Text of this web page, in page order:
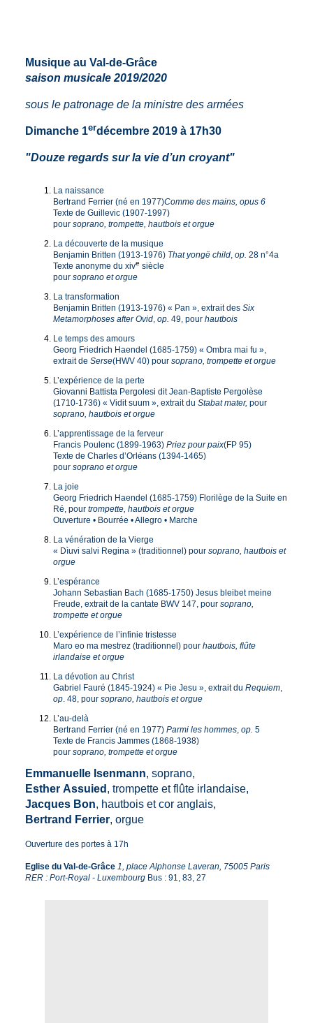
Musique au Val-de-Grâce
saison musicale 2019/2020
sous le patronage de la ministre des armées
Dimanche 1erdécembre 2019 à 17h30
"Douze regards sur la vie d’un croyant"
La naissance
Bertrand Ferrier (né en 1977)Comme des mains, opus 6
Texte de Guillevic (1907-1997)
pour soprano, trompette, hautbois et orgue
La découverte de la musique
Benjamin Britten (1913-1976) That yongë child, op. 28 n°4a
Texte anonyme du xive siècle
pour soprano et orgue
La transformation
Benjamin Britten (1913-1976) « Pan », extrait des Six
Metamorphoses after Ovid, op. 49, pour hautbois
Le temps des amours
Georg Friedrich Haendel (1685-1759) « Ombra mai fu »,
extrait de Serse(HWV 40) pour soprano, trompette et orgue
L’expérience de la perte
Giovanni Battista Pergolesi dit Jean-Baptiste Pergolèse
(1710-1736) « Vidit suum », extrait du Stabat mater, pour
soprano, hautbois et orgue
L’apprentissage de la ferveur
Francis Poulenc (1899-1963) Priez pour paix(FP 95)
Texte de Charles d’Orléans (1394-1465)
pour soprano et orgue
La joie
Georg Friedrich Haendel (1685-1759) Florilège de la Suite en
Ré, pour trompette, hautbois et orgue
Ouverture • Bourrée • Allegro • Marche
La vénération de la Vierge
« Dìuvi salvi Regina » (traditionnel) pour soprano, hautbois et
orgue
L’espérance
Johann Sebastian Bach (1685-1750) Jesus bleibet meine
Freude, extrait de la cantate BWV 147, pour soprano,
trompette et orgue
L’expérience de l’infinie tristesse
Maro eo ma mestrez (traditionnel) pour hautbois, flûte
irlandaise et orgue
La dévotion au Christ
Gabriel Fauré (1845-1924) « Pie Jesu », extrait du Requiem,
op. 48, pour soprano, hautbois et orgue
L’au-delà
Bertrand Ferrier (né en 1977) Parmi les hommes, op. 5
Texte de Francis Jammes (1868-1938)
pour soprano, trompette et orgue
Emmanuelle Isenmann, soprano,
Esther Assuied , trompette et flûte irlandaise,
Jacques Bon, hautbois et cor anglais,
Bertrand Ferrier, orgue
Ouverture des portes à 17h
Eglise du Val-de-Grâce 1, place Alphonse Laveran, 75005 Paris
RER : Port-Royal - Luxembourg Bus : 91, 83, 27